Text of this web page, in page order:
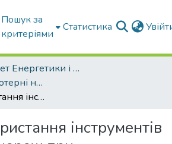
Пошук за
критеріями
Статистика
Факультет Енергетики і комп'ютерних технологій
Кафедра Комп'ютерні науки
Аналіз використання інструментів нейронних мереж при класифікації навчальних текстів дисциплін
інструментів